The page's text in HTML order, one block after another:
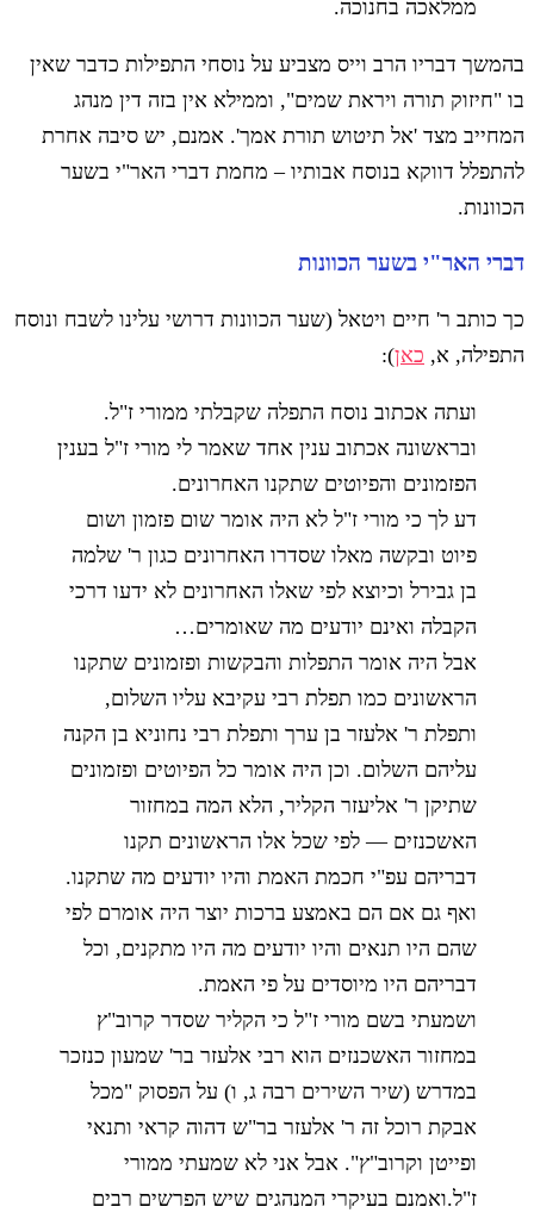
ממלאכה בחנוכה.
בהמשך דבריו הרב וייס מצביע על נוסחי התפילות כדבר שאין
בו "חיזוק תורה ויראת שמים", וממילא אין בזה דין מנהג
המחייב מצד 'אל תיטוש תורת אמך'. אמנם, יש סיבה אחרת
להתפלל דווקא בנוסח אבותיו – מחמת דברי האר"י בשער
הכוונות.
דברי האר"י בשער הכוונות
כך כותב ר' חיים ויטאל (שער הכוונות דרושי עלינו לשבח ונוסח
התפילה, א, כאן):
ועתה אכתוב נוסח התפלה שקבלתי ממורי ז"ל.
ובראשונה אכתוב ענין אחד שאמר לי מורי ז"ל בענין
הפזמונים והפיוטים שתקנו האחרונים.
דע לך כי מורי ז"ל לא היה אומר שום פזמון ושום
פיוט ובקשה מאלו שסדרו האחרונים כגון ר' שלמה
בן גבירל וכיוצא לפי שאלו האחרונים לא ידעו דרכי
הקבלה ואינם יודעים מה שאומרים…
אבל היה אומר התפלות והבקשות ופזמונים שתקנו
הראשונים כמו תפלת רבי עקיבא עליו השלום,
ותפלת ר' אלעזר בן ערך ותפלת רבי נחוניא בן הקנה
עליהם השלום. וכן היה אומר כל הפיוטים ופזמונים
שתיקן ר' אליעזר הקליר, הלא המה במחזור
האשכנזים — לפי שכל אלו הראשונים תקנו
דבריהם עפ"י חכמת האמת והיו יודעים מה שתקנו.
ואף גם אם הם באמצע ברכות יוצר היה אומרם לפי
שהם היו תנאים והיו יודעים מה היו מתקנים, וכל
דבריהם היו מיוסדים על פי האמת.
ושמעתי בשם מורי ז"ל כי הקליר שסדר קרוב"ץ
במחזור האשכנזים הוא רבי אלעזר בר' שמעון כנזכר
במדרש (שיר השירים רבה ג, ו) על הפסוק "מכל
אבקת רוכל זה ר' אלעזר בר"ש דהוה קראי ותנאי
ופייטן וקרוב"ץ". אבל אני לא שמעתי ממורי
ז"ל.ואמנם בעיקרי המנהגים שיש הפרשים רבים